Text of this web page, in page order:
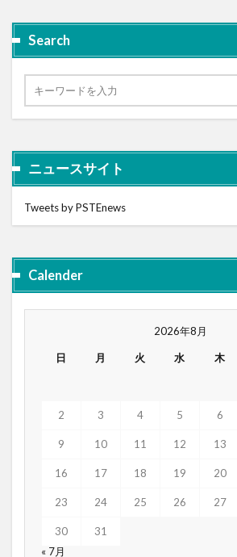
Search
ニュースサイト
Tweets by PSTEnews
Calender
2026年8月
日 月 火 水 木
2 3 4 5 6
9 10 11 12 13
16 17 18 19 20
23 24 25 26 27
30
31
« 7月